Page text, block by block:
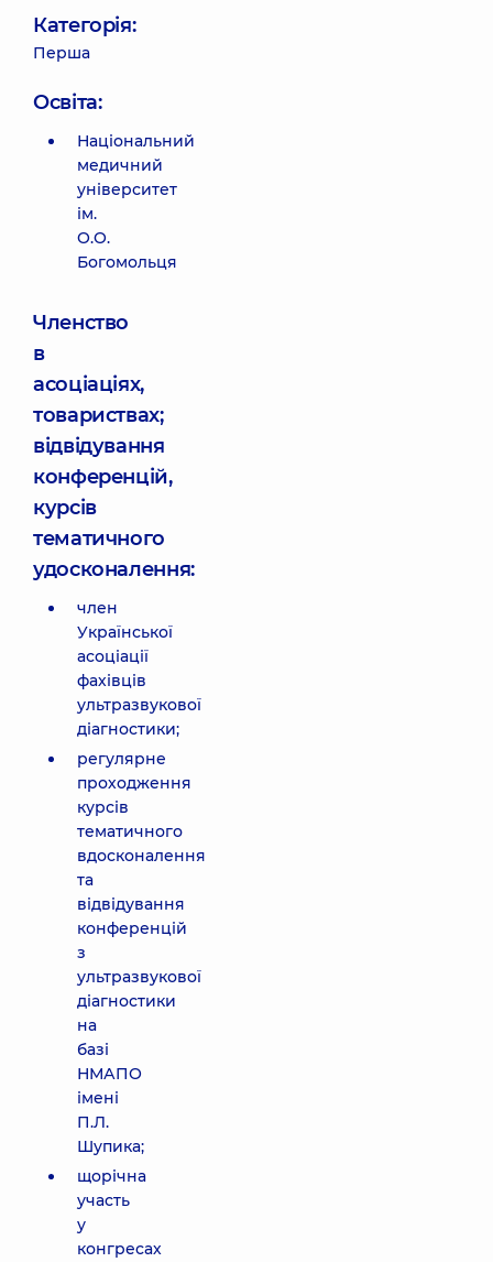
Категорія:
Перша
Освіта:
Національний
медичний
університет
ім.
О.О.
Богомольця
Членство
в
асоціаціях,
товариствах;
відвідування
конференцій,
курсів
тематичного
удосконалення:
член
Української
асоціації
фахівців
ультразвукової
діагностики;
регулярне
проходження
курсів
тематичного
вдосконалення
та
відвідування
конференцій
з
ультразвукової
діагностики
на
базі
НМАПО
імені
П.Л.
Шупика;
щорічна
участь
у
конгресах